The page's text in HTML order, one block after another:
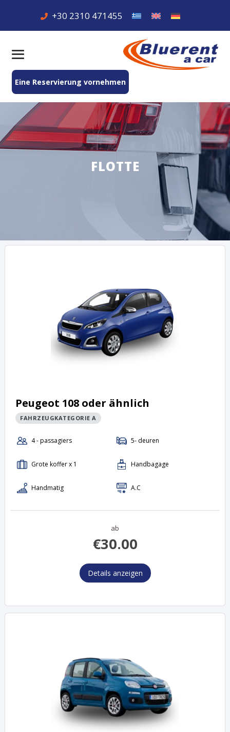
FLOTTE
Peugeot 108 oder ähnlich
FAHRZEUGKATEGORIE A
ab
€30.00
Details anzeigen
+30 2310 471455
Eine Reservierung vornehmen